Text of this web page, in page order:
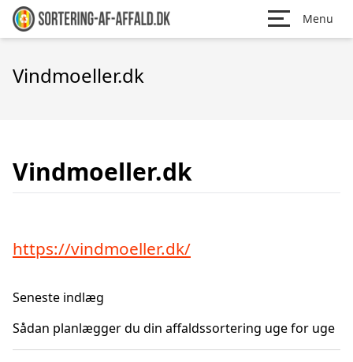
Menu
Vindmoeller.dk
Vindmoeller.dk
https://vindmoeller.dk/
Seneste indlæg
Sådan planlægger du din affaldssortering uge for uge